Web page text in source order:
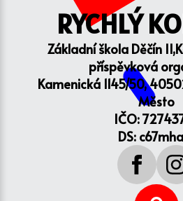
RYCHLÝ
Základní škola Děčín
příspěvková
Kamenická 1145/50,
Město
IČO:
DS: